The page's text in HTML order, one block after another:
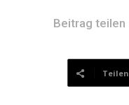
Beitrag teilen
Teilen